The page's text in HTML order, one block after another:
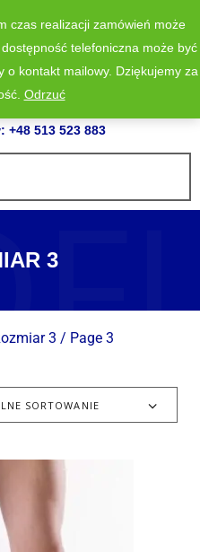
+48 513 523 883
3
3 / Page 3
SORTOWANIE
czas realizacji zamówień może
telefoniczna może być
kontakt mailowy. Dziękujemy za
Odrzuć